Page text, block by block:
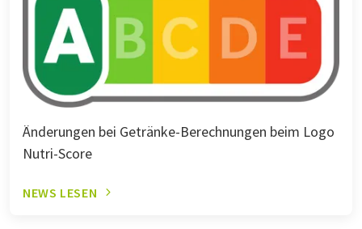
Änderungen bei Getränke-Berechnungen beim Logo
Nutri-Score
NEWS LESEN